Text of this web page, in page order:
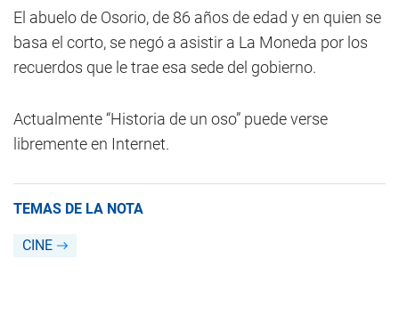
El abuelo de Osorio, de 86 años de edad y en quien se
basa el corto, se negó a asistir a La Moneda por los
recuerdos que le trae esa sede del gobierno.
Actualmente “Historia de un oso” puede verse
libremente en Internet.
TEMAS DE LA NOTA
CINE